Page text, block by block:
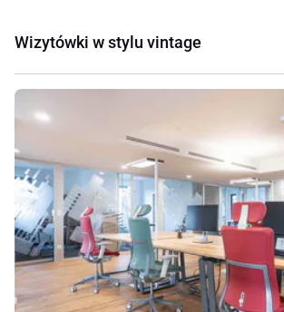
Wizytówki w stylu vintage